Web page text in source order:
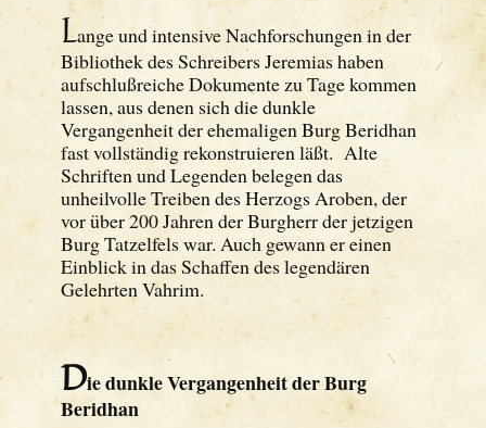
Lange und intensive Nachforschungen in der
Bibliothek des Schreibers Jeremias haben
aufschlußreiche Dokumente zu Tage kommen
lassen, aus denen sich die dunkle
Vergangenheit der ehemaligen Burg Beridhan
fast vollständig rekonstruieren läßt. Alte
Schriften und Legenden belegen das
unheilvolle Treiben des Herzogs Aroben, der
vor über 200 Jahren der Burgherr der jetzigen
Burg Tatzelfels war. Auch gewann er einen
Einblick in das Schaffen des legendären
Gelehrten Vahrim.
Die dunkle Vergangenheit der Burg
Beridhan